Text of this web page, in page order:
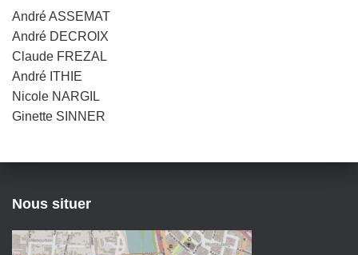
André ASSEMAT
André DECROIX
Claude FREZAL
André ITHIE
Nicole NARGIL
Ginette SINNER
Nous situer